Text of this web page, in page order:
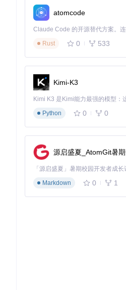
C -->|操作反馈| D[结果分
任务解析引擎：采用大语言
智能决策系统
：基于计算
浏览器自动化执行器
：模
结果分析与优化：自动校验
系统的核心突破在于将传统基
上的成功率，远超传统方案的
实用提示：复杂网页自动化
场景落地：三大高价值自
场景一：全渠道数据聚合分析系统
传统痛点
：金融分析师需要从6
atomcode
Rust
0 533
Kimi-K3
Python
0 0
源启盛夏_AtomGit暑
Markdown
0 1